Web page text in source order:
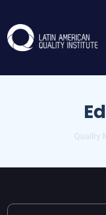
Quality